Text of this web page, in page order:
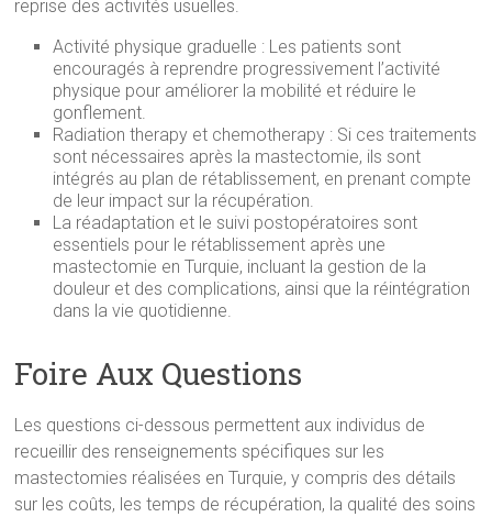
reprise des activités usuelles.
Activité physique graduelle : Les patients sont
encouragés à reprendre progressivement l’activité
physique pour améliorer la mobilité et réduire le
gonflement.
Radiation therapy et chemotherapy : Si ces traitements
sont nécessaires après la mastectomie, ils sont
intégrés au plan de rétablissement, en prenant compte
de leur impact sur la récupération.
La réadaptation et le suivi postopératoires sont
essentiels pour le rétablissement après une
mastectomie en Turquie, incluant la gestion de la
douleur et des complications, ainsi que la réintégration
dans la vie quotidienne.
Foire Aux Questions
Les questions ci-dessous permettent aux individus de
recueillir des renseignements spécifiques sur les
mastectomies réalisées en Turquie, y compris des détails
sur les coûts, les temps de récupération, la qualité des soins